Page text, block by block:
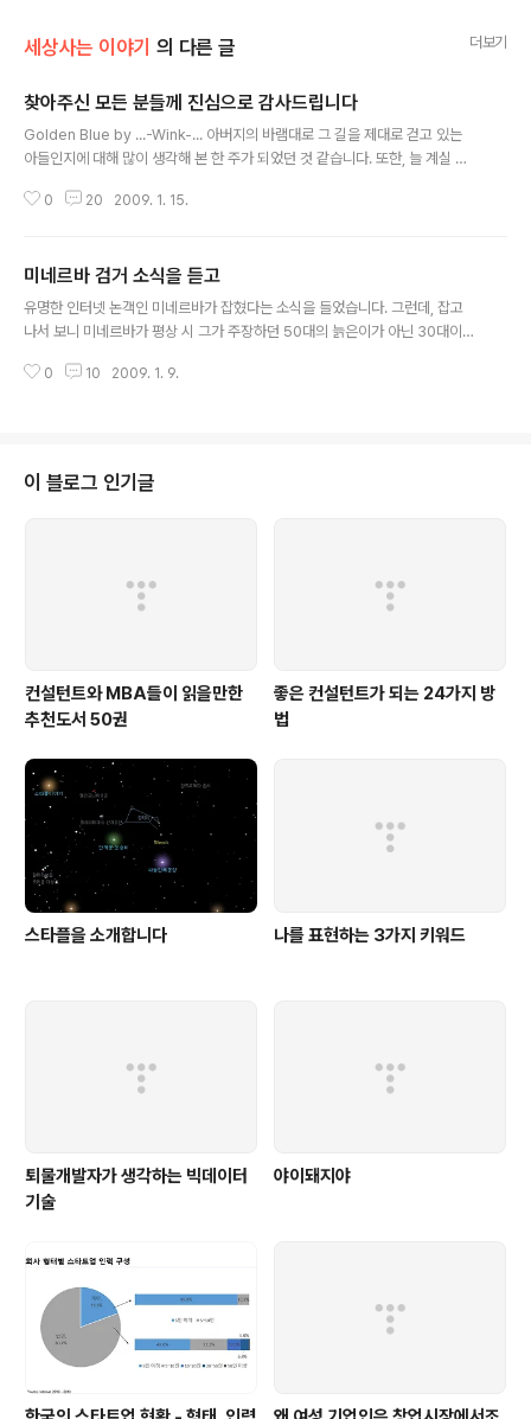
세상사는 이야기 의 다른 글 더보기
찾아주신 모든 분들께 진심으로 감사드립니다
Golden Blue by ...-Wink-... 아버지의 바램대로 그 길을 제대로 걷고 있는
아들인지에 대해 많이 생각해 본 한 주가 되었던 것 같습니다. 또한, 늘 계실 것
었던 것 같습니다. 아버지의 기도 내게 이런 자녀를 주소서 약할때에 자기를 돌
생각할때에 고집하지 않게 하시고 주님을 알고 자신을 아는 것이 지식의 기초임
을 알게 하소서 자기 자신에게 지나치게 집착하지 말게 하시고 겸허한 마음을
갖게 하사 참된 위대성은 소박함에 있음을 알게 하시고 참된 지혜는 열린 마음
0 20 2009. 1. 15.
미네르바 검거 소식을 듣고
유명한 인터넷 논객인 미네르바가 잡혔다는 소식을 들었습니다. 그런데, 잡고
나서 보니 미네르바가 평상 시 그가 주장하던 50대의 늙은이가 아닌 30대이고,
면 그는 독학으로 공부를 해서 수준 높은 경제학 지식을 가지게 되었다고 하는
을 가지고 기소가 될런지도 의심스럽습니다. 신문에 난 기사를 액면 그대로 믿
는다면 제 생각엔 아무 것도 모르는 사람이 말 그대로 그냥 헛소리를 한 수준이
0 10 2009. 1. 9.
이 블로그 인기글
컨설턴트와 MBA들이 읽을만한
추천도서 50권
좋은 컨설턴트가 되는 24가지 방
법
스타플을 소개합니다 나를 표현하는 3가지 키워드
퇴물개발자가 생각하는 빅데이터
기술
야이돼지야